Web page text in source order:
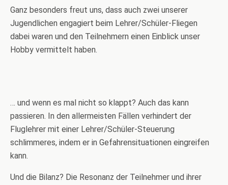
Ganz besonders freut uns, dass auch zwei unserer
Jugendlichen engagiert beim Lehrer/Schüler-Fliegen
dabei waren und den Teilnehmern einen Einblick unser
Hobby vermittelt haben.
… und wenn es mal nicht so klappt? Auch das kann
passieren. In den allermeisten Fällen verhindert der
Fluglehrer mit einer Lehrer/Schüler-Steuerung
schlimmeres, indem er in Gefahrensituationen eingreifen
kann.
Und die Bilanz? Die Resonanz der Teilnehmer und ihrer